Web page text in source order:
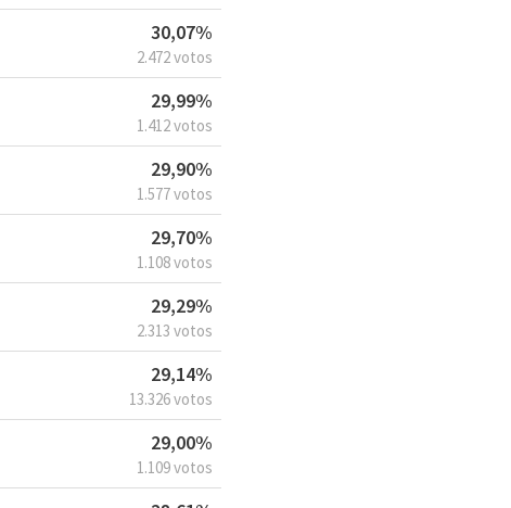
30,07%
2.472 votos
29,99%
1.412 votos
29,90%
1.577 votos
29,70%
1.108 votos
29,29%
2.313 votos
29,14%
13.326 votos
29,00%
1.109 votos